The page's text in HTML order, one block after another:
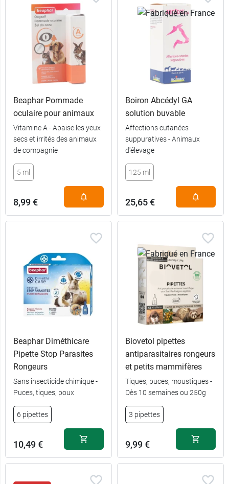
Beaphar Pommade
oculaire pour animaux
Vitamine A - Apaise les yeux
secs et irrités des animaux
de compagnie
5 ml
8,99 €
Boiron Abcédyl GA
solution buvable
Affections cutanées
suppuratives - Animaux
d'élevage
125 ml
25,65 €
Beaphar Diméthicare
Pipette Stop Parasites
Rongeurs
Sans insecticide chimique -
Puces, tiques, poux
6 pipettes
10,49 €
Biovetol pipettes
antiparasitaires rongeurs
et petits mammifères
Tiques, puces, moustiques -
Dès 10 semaines ou 250g
3 pipettes
9,99 €